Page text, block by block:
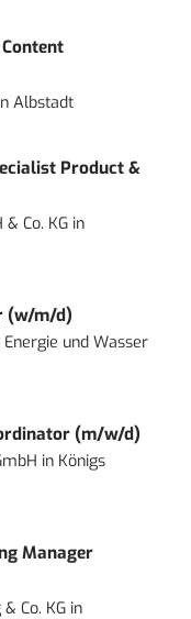
Albstadt
Product &
Co. KG in
(w/m/d)
Energie und Wasser
(m/w/d)
in Königs
Manager
Co. KG in